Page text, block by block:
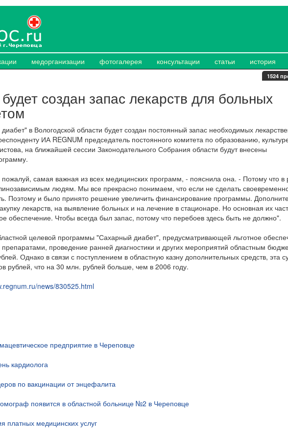
медорганизации фотогалерея консультации статьи
история
1524
создан запас лекарств для больных
в Вологодской области будет создан постоянный запас необходимых
ИА REGNUM председатель постоянного комитета по образованию,
на ближайшей сессии Законодательного Собрания области будут внесены
самая важная из всех медицинских программ, - пояснила она. - Потому что в
людям. Мы все прекрасно понимаем, что если не сделать
Поэтому и было принято решение увеличить финансирование программы.
лекарств, на выявление больных и на лечение в стационаре. Но основная их
обеспечение. Чтобы всегда был запас, потому что перебоев здесь быть не должно".
целевой программы "Сахарный диабет", предусматривающей льготное
проведение ранней диагностики и других мероприятий областным
Однако в связи с поступлением в областную казну дополнительных средств, эта
рублей, что на 30 млн. рублей больше, чем в 2006 году.
news/830525.html
предприятие в Череповце
кардиолога
по вакцинации от энцефалита
появится в областной больнице №2 в Череповце
платных медицинских услуг